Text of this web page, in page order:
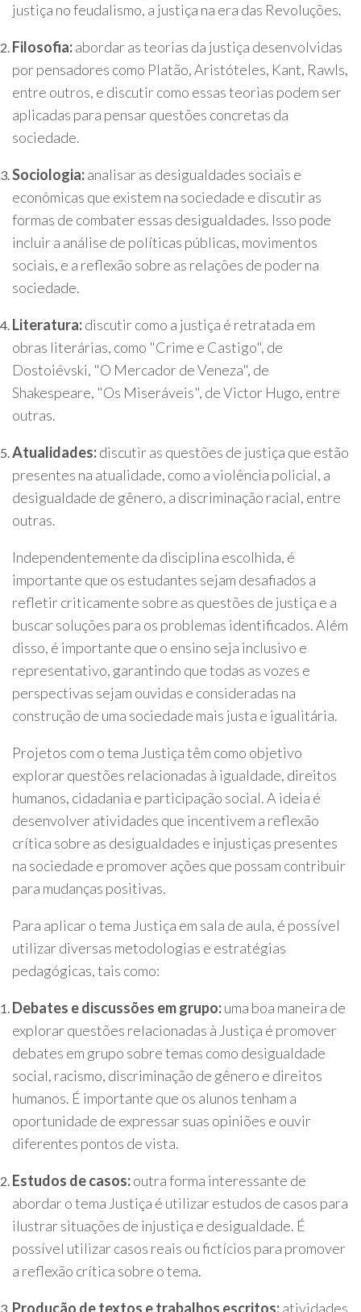
justiça no feudalismo, a justiça na era das Revoluções.
Filosofia:abordar as teorias da justiça desenvolvidas
por pensadores como Platão, Aristóteles, Kant, Rawls,
entre outros, e discutir como essas teorias podem ser
aplicadas para pensar questões concretas da
sociedade.
Sociologia:analisar as desigualdades sociais e
econômicas que existem na sociedade e discutir as
formas de combater essas desigualdades. Isso pode
incluir a análise de políticas públicas, movimentos
sociais, e a reflexão sobre as relações de poder na
sociedade.
Literatura:discutir como a justiça é retratada em
obras literárias, como "Crime e Castigo", de
Dostoiévski, "O Mercador de Veneza", de
Shakespeare, "Os Miseráveis", de Victor Hugo, entre
outras.
Atualidades:discutir as questões de justiça que estão
presentes na atualidade, como a violência policial, a
desigualdade de gênero, a discriminação racial, entre
outras.
Independentemente da disciplina escolhida, é
importante que os estudantes sejam desafiados a
refletir criticamente sobre as questões de justiça e a
buscar soluções para os problemas identificados. Além
disso, é importante que o ensino seja inclusivo e
representativo, garantindo que todas as vozes e
perspectivas sejam ouvidas e consideradas na
construção de uma sociedade mais justa e igualitária.
Projetos com o tema Justiça têm como objetivo
explorar questões relacionadas à igualdade, direitos
humanos, cidadania e participação social. A ideia é
desenvolver atividades que incentivem a reflexão
crítica sobre as desigualdades e injustiças presentes
na sociedade e promover ações que possam contribuir
para mudanças positivas.
Para aplicar o tema Justiça em sala de aula, é possível
utilizar diversas metodologias e estratégias
pedagógicas, tais como:
Debates e discussões em grupo:uma boa maneira de
explorar questões relacionadas à Justiça é promover
debates em grupo sobre temas como desigualdade
social, racismo, discriminação de gênero e direitos
humanos. É importante que os alunos tenham a
oportunidade de expressar suas opiniões e ouvir
diferentes pontos de vista.
Estudos de casos:outra forma interessante de
abordar o tema Justiça é utilizar estudos de casos para
ilustrar situações de injustiça e desigualdade. É
possível utilizar casos reais ou fictícios para promover
a reflexão crítica sobre o tema.
Produção de textos e trabalhos escritos:atividades